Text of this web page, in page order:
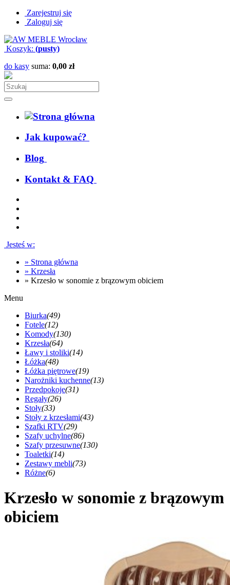
Zarejestruj się
Zaloguj się
Koszyk: (pusty)
do kasy suma: 0,00 zł
Jak kupować?
Blog
Kontakt & FAQ
Jesteś w:
» Strona główna
» Krzesła
» Krzesło w sonomie z brązowym obiciem
Menu
Biurka(49)
Fotele(12)
Komody(130)
Krzesła(64)
Ławy i stoliki(14)
Łóżka(48)
Łóżka piętrowe(19)
Narożniki kuchenne(13)
Przedpokoje(31)
Regały(26)
Stoły(33)
Stoły z krzesłami(43)
Szafki RTV(29)
Szafy uchylne(86)
Szafy przesuwne(130)
Toaletki(14)
Zestawy mebli(73)
Różne(6)
Krzesło w sonomie z brązowym
obiciem